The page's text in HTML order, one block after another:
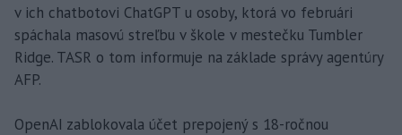
v ich chatbotovi ChatGPT u osoby, ktorá vo februári
spáchala masovú streľbu v škole v mestečku Tumbler
Ridge. TASR o tom informuje na základe správy agentúry
AFP.
OpenAI zablokovala účet prepojený s 18-ročnou